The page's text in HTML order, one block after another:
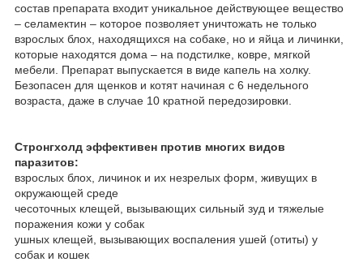
состав препарата входит уникальное действующее вещество
– селамектин – которое позволяет уничтожать не только
взрослых блох, находящихся на собаке, но и яйца и личинки,
которые находятся дома – на подстилке, ковре, мягкой
мебели. Препарат выпускается в виде капель на холку.
Безопасен для щенков и котят начиная с 6 недельного
возраста, даже в случае 10 кратной передозировки.
Стронгхолд эффективен против многих видов
паразитов:
взрослых блох, личинок и их незрелых форм, живущих в
окружающей среде
чесоточных клещей, вызывающих сильный зуд и тяжелые
поражения кожи у собак
ушных клещей, вызывающих воспаления ушей (отиты) у
собак и кошек